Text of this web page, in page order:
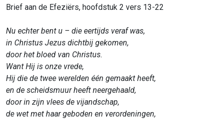
Brief aan de Efeziërs, hoofdstuk 2 vers 13-22
Nu echter bent u – die eertijds veraf was,
in Christus Jezus dichtbij gekomen,
door het bloed van Christus.
Want Hij is onze vrede,
Hij die de twee werelden één gemaakt heeft,
en de scheidsmuur heeft neergehaald,
door in zijn vlees de vijandschap,
de wet met haar geboden en verordeningen,